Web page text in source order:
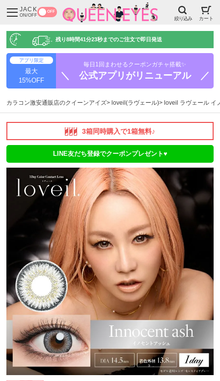
JACK
ON/OFF
OFF
絞り込み カート
残り8時間41分22秒までのご注文で即日発送
アプリ限定
最大
15%OFF
毎日1回まわせるクーポンガチャ搭載✨
＼ 公式アプリがリニューアル ／
カラコン激安通販店のクイーンアイズ loveil(ラヴェール) loveil ラヴェール イ
3箱同時購入で1箱無料♪
LINE友だち登録でクーポンプレゼント♥